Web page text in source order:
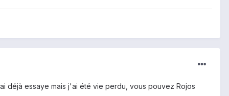
déjà essaye mais j'ai été vie perdu, vous pouvez Rojos